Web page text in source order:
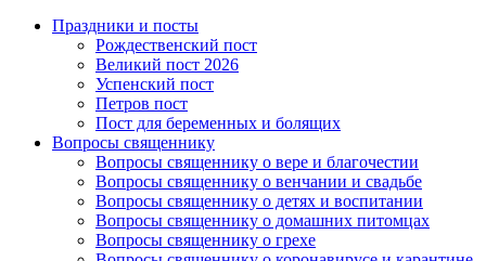
Праздники и посты
Рождественский пост
Великий пост 2026
Успенский пост
Петров пост
Пост для беременных и болящих
Вопросы священнику
Вопросы священнику о вере и благочестии
Вопросы священнику о венчании и свадьбе
Вопросы священнику о детях и воспитании
Вопросы священнику о домашних питомцах
Вопросы священнику о грехе